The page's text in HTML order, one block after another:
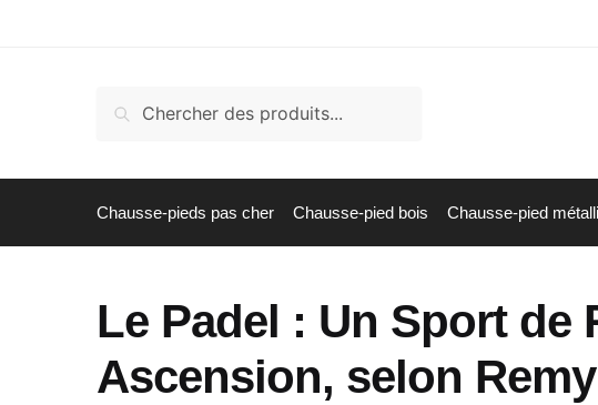
pour :
Recherche
Chausse-pieds pas cher Chausse-pied bois Chausse-pied
Le Padel : Un Sport de
Ascension, selon